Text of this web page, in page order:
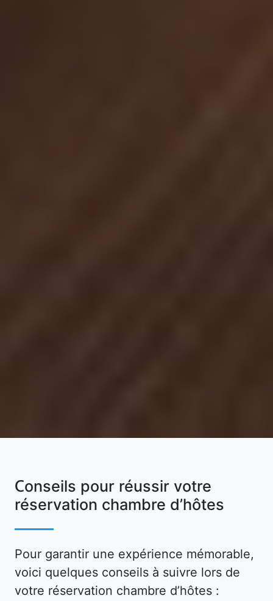
Conseils pour réussir votre
réservation chambre d’hôtes
Pour garantir une expérience mémorable,
voici quelques conseils à suivre lors de
votre réservation chambre d’hôtes :